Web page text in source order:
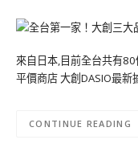
來自日本,目前全台共有
平價商店 大創DASIO最
CONTINUE READING